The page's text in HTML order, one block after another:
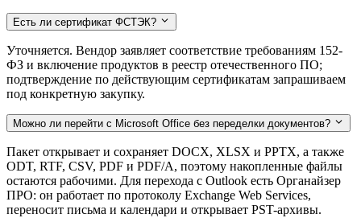
Есть ли сертификат ФСТЭК?
Уточняется. Вендор заявляет соответствие требованиям 152-
ФЗ и включение продуктов в реестр отечественного ПО;
подтверждение по действующим сертификатам запрашиваем
под конкретную закупку.
Можно ли перейти с Microsoft Office без переделки документов?
Пакет открывает и сохраняет DOCX, XLSX и PPTX, а также
ODT, RTF, CSV, PDF и PDF/A, поэтому накопленные файлы
остаются рабочими. Для перехода с Outlook есть Органайзер
ПРО: он работает по протоколу Exchange Web Services,
переносит письма и календари и открывает PST-архивы.